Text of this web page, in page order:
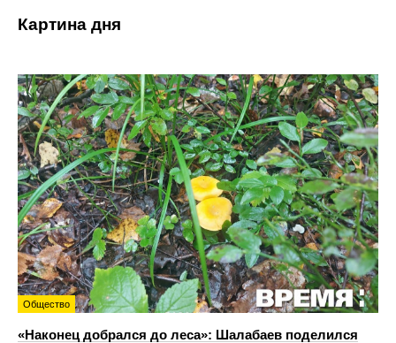
Картина дня
Общество
«Наконец добрался до леса»: Шалабаев поделился